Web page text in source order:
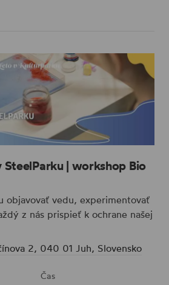
| workshop Bio
objavovať vedu, experimentovať
z nás prispieť k ochrane našej
2, 040 01 Juh, Slovensko
Čas